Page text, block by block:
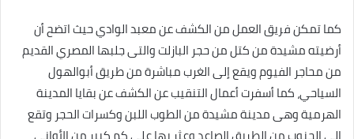
كما تمكن فريق العمل من الكشف عن معبد الوادي حيث اتضح أن
أرضيته مشيدة من كتل من حجر البازلت والتى جلبها المصري القديم
من محاجر الفيوم ويقع إلى الغرب مباشرة من طريق أبوالهول
السياحي، كما أسفرت أعمال التنقيب عن الكشف عن بقايا المدينة
الهرمية وهى مدينة مشيدة من الطوب اللبن وكسرات الحجر وتقع